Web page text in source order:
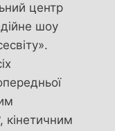
центр
шоу
кінетичним